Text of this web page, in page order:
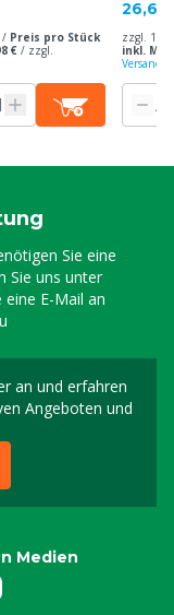
/ Preis pro Stück
€ / zzgl.
26,60
zzgl.
inkl.
Sie eine
Sie uns unter
eine E-Mail an
an und erfahren
Angeboten und
Sie sich für
Medien